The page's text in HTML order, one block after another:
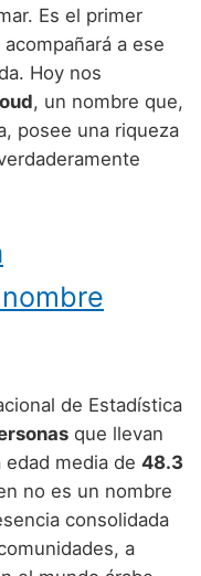
por E
por F
por G
por H
por K
por L
por M
por N
por O
por P
por Q
por R
Es el primer
a ese
Hoy nos
, un nombre que,
posee una riqueza
de Estadística
que llevan
media de 48.3
no es un nombre
consolidada
a